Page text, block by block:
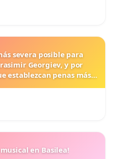
severa posible para
Georgiev, y por
establezcan penas más
en Basilea!